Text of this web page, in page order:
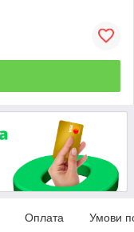
Оплата Умови